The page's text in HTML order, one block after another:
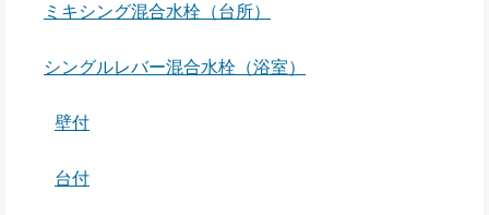
ミキシング混合水栓（台所）
シングルレバー混合水栓（浴室）
壁付
台付